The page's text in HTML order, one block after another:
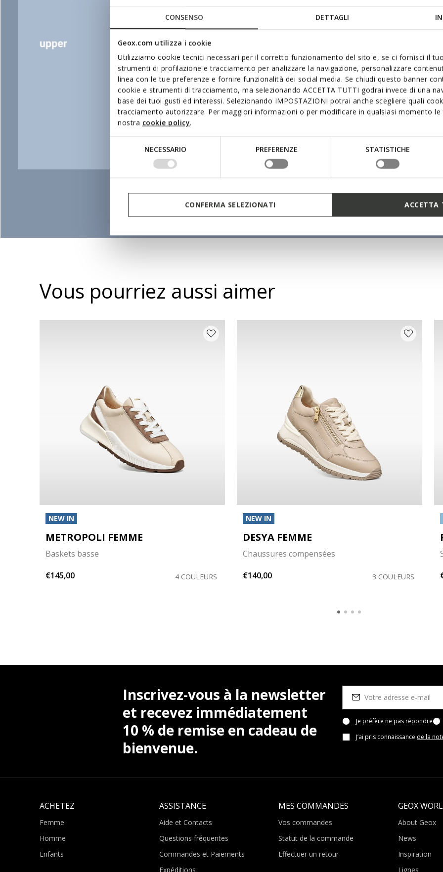
CONSENSO DETTAGLI
Geox.com utilizza i cookie
Utilizziamo cookie tecnici necessari per il corretto funzionamento del sito e, se ci fornisci il
strumenti di profilazione e tracciamento per analizzare la navigazione, personalizzare
linea con le tue preferenze e fornire funzionalità dei social media. Se chiudi questo banner
cookie e strumenti di tracciamento, ma selezionando ACCETTA TUTTI godrai invece di una
base dei tuoi gusti ed interessi. Selezionando IMPOSTAZIONI potrai anche scegliere quali
tracciamento autorizzare. Per maggiori informazioni o per modificare in qualsiasi momento
nostra cookie policy.
NECESSARIO PREFERENZE STATISTICHE
CONFERMA SELEZIONATI ACCETTA
ABX
L’ABX
optimale
non seulement
supérieure de
Vous pourriez aussi aimer
NEW IN
METROPOLI FEMME
Baskets basse
€145,00
4 COULEURS
NEW IN
DESYA FEMME
Chaussures compensées
€140,00
3 COULEURS
Inscrivez-vous à la newsletter
et recevez immédiatement
10 % de remise en cadeau de
bienvenue.
Je préfère ne pas répondre
J’ai pris connaissance de la
ACHETEZ
Femme
Homme
Enfants
ASSISTANCE
Aide et Contacts
Questions fréquentes
Commandes et Paiements
Expéditions
MES COMMANDES
Vos commandes
Statut de la commande
Effectuer un retour
GEOX
About Geox
News
Inspiration
Lignes